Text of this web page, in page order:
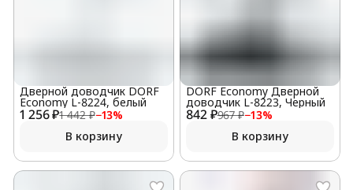
1 256 ₽1 442 ₽−13%
Дверной доводчик DORF
Economy L-8224, белый
В корзину
842 ₽967 ₽−13%
DORF Economy Дверной
доводчик L-8223, Черный
В корзину